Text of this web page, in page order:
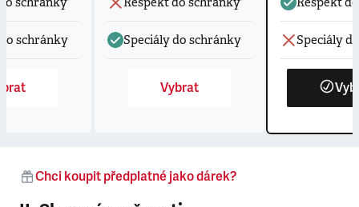
schránky Speciály do schránky
Vybrat
Speciály
Chci koupit předplatné jako dárek?